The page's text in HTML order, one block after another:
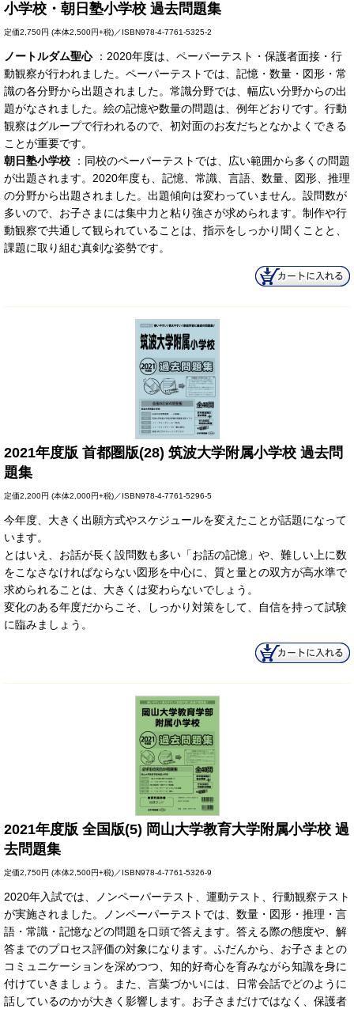
小学校・朝日塾小学校 過去問題集
定価2,750円 (本体2,500円+税)／ISBN978-4-7761-5325-2
ノートルダム聖心 ：2020年度は、ペーパーテスト・保護者面接・行
動観察が行われました。ペーパーテストでは、記憶・数量・図形・常
識の各分野から出題されました。常識分野では、幅広い分野からの出
題がなされました。絵の記憶や数量の問題は、例年どおりです。行動
観察はグループで行われるので、初対面のお友だちとなかよくできる
ことが重要です。
朝日塾小学校
：同校のペーパーテストでは、広い範囲から多くの問題
が出題されます。2020年度も、記憶、常識、言語、数量、図形、推理
の分野から出題されました。出題傾向は変わっていません。設問数が
多いので、お子さまには集中力と粘り強さが求められます。制作や行
動観察で共通して観られていることは、指示をしっかり聞くことと、
課題に取り組む真剣な姿勢です。
2021年度版 首都圏版(28) 筑波大学附属小学校 過去問
題集
定価2,200円 (本体2,000円+税)／ISBN978-4-7761-5296-5
今年度、大きく出願方式やスケジュールを変えたことが話題になって
います。
とはいえ、お話が長く設問数も多い「お話の記憶」や、難しい上に数
をこなさなければならない図形を中心に、質と量との双方が高水準で
求められることは、大きくは変わらないでしょう。
変化のある年度だからこそ、しっかり対策をして、自信を持って試験
に臨みましょう。
2021年度版 全国版(5) 岡山大学教育大学附属小学校 過
去問題集
定価2,750円 (本体2,500円+税)／ISBN978-4-7761-5326-9
2020年入試では、ノンペーパーテスト、運動テスト、行動観察テスト
が実施されました。ノンペーパーテストでは、数量・図形・推理・言
語・常識・記憶などの問題を口頭で答えます。答える際の態度や、解
答までのプロセス評価の対象になります。ふだんから、お子さまとの
コミュニケーションを深めつつ、知的好奇心を育みながら知識を身に
付けていきましょう。また、言葉づかいには、日常会話でどのように
話しているのかが大きく影響します。お子さまだけではなく、保護者